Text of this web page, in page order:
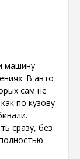
машину
В авто
сам не
по кузову
сразу, без